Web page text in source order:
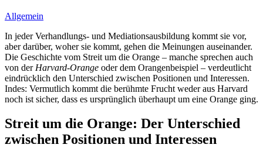
Allgemein
In jeder Verhandlungs- und Mediationsausbildung kommt sie vor,
aber darüber, woher sie kommt, gehen die Meinungen auseinander.
Die Geschichte vom Streit um die Orange – manche sprechen auch
von der Harvard-Orange oder dem Orangenbeispiel – verdeutlicht
eindrücklich den Unterschied zwischen Positionen und Interessen.
Indes: Vermutlich kommt die berühmte Frucht weder aus Harvard
noch ist sicher, dass es ursprünglich überhaupt um eine Orange ging.
Streit um die Orange: Der Unterschied
zwischen Positionen und Interessen